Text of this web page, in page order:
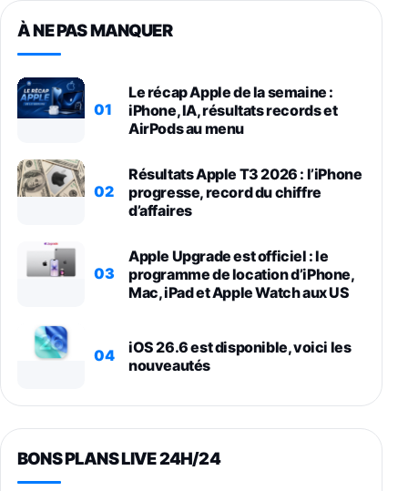
À NE PAS MANQUER
01
Le récap Apple de la semaine :
iPhone, IA, résultats records et
AirPods au menu
02
Résultats Apple T3 2026 : l’iPhone
progresse, record du chiffre
d’affaires
03
Apple Upgrade est officiel : le
programme de location d’iPhone,
Mac, iPad et Apple Watch aux US
04
iOS 26.6 est disponible, voici les
nouveautés
BONS PLANS LIVE 24H/24